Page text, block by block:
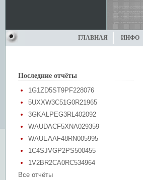
ГЛАВНАЯ ИНФО
Последние отчёты
1G1ZD5ST9PF228076
5UXXW3C51G0R21965
3GKALPEG3RL402092
WAUDACF5XNA029359
WAUEAAF48RN005995
1C4SJVGP2PS500455
1V2BR2CA0RC534964
Все отчёты